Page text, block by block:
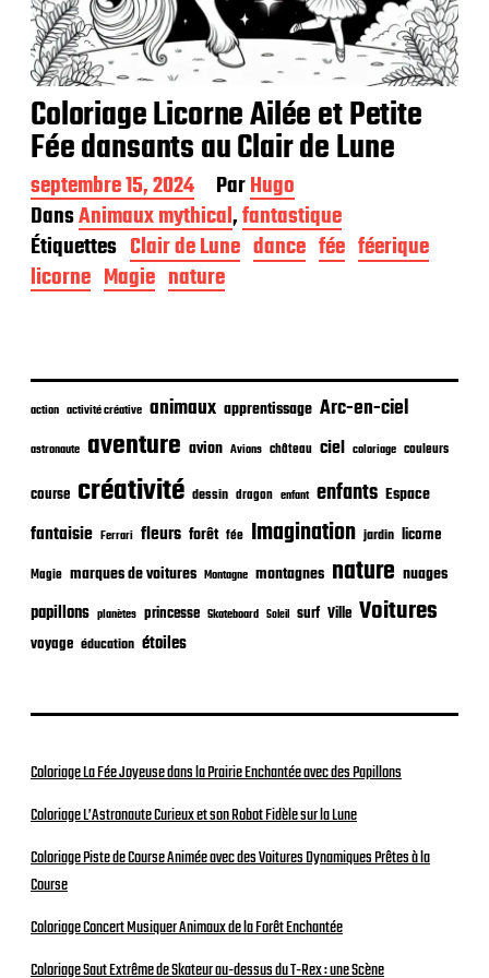
Coloriage Licorne Ailée et Petite
Fée dansants au Clair de Lune
D
a
t
e
d
e
l
i
a
i
n
septembre 15, 2024 ParHugo
DansAnimaux mythical,fantastique
Étiquettes Clair de Lune dance fée féerique
licorne Magie nature
action activité créative animaux apprentissage Arc-en-ciel
astronaute aventure avion Avions château ciel coloriage couleurs
course créativité dessin dragon enfant enfants Espace
fantaisie Ferrari fleurs forêt fée Imagination jardin licorne
Magie marques de voitures Montagne montagnes nature nuages
papillons planètes princesse Skateboard Soleil surf Ville Voitures
voyage éducation étoiles
Coloriage La Fée Joyeuse dans la Prairie Enchantée avec des Papillons
Coloriage L’Astronaute Curieux et son Robot Fidèle sur la Lune
Coloriage Piste de Course Animée avec des Voitures Dynamiques Prêtes à la
Course
Coloriage Concert Musiquer Animaux de la Forêt Enchantée
Coloriage Saut Extrême de Skateur au-dessus du T-Rex : une Scène